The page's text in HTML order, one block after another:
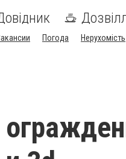
Погода Нерухомість